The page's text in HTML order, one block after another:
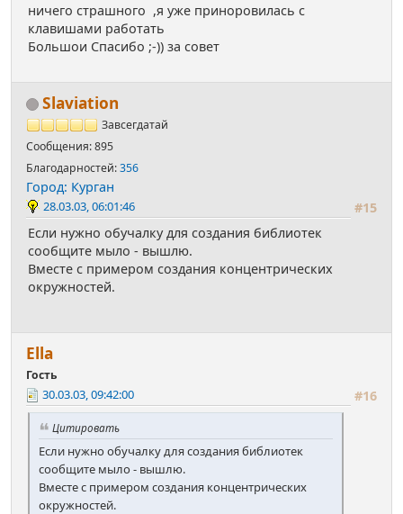
ничего страшного ,я уже приноровилась с
клавишами работать
Большои Спасибо ;-)) за совет
Slaviation
Завсегдатай
Сообщения: 895
Благодарностей:356
Город: Курган
#15
28.03.03, 06:01:46
Если нужно обучалку для создания библиотек
сообщите мыло - вышлю.
Вместе с примером создания концентрических
окружностей.
Ella
Гость
#16
30.03.03, 09:42:00
Цитировать
Если нужно обучалку для создания библиотек
сообщите мыло - вышлю.
Вместе с примером создания концентрических
окружностей.